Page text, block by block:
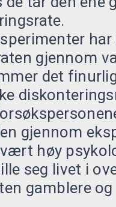
gjennom
det
gjennom
høy
seg livet i
gamblere og